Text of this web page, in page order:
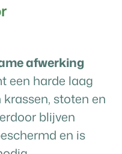
afwerking
een harde laag
stoten en
blijven
en is